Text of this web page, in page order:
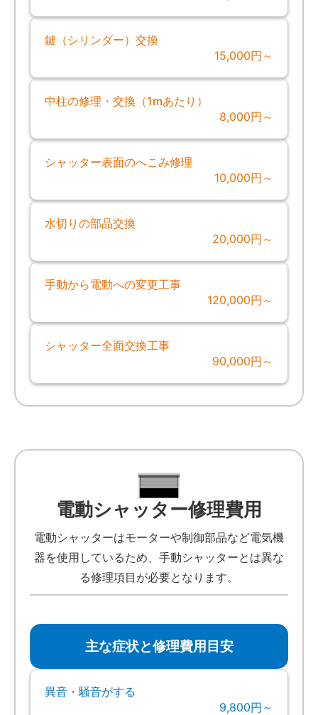
鍵（シリンダー）交換
15,000円～
中柱の修理・交換（1mあたり）
8,000円～
シャッター表面のへこみ修理
10,000円～
水切りの部品交換
20,000円～
手動から電動への変更工事
120,000円～
シャッター全面交換工事
90,000円～
電動シャッター修理費用
電動シャッターはモーターや制御部品など電気機
器を使用しているため、手動シャッターとは異な
る修理項目が必要となります。
主な症状と修理費用目安
異音・騒音がする
9,800円～